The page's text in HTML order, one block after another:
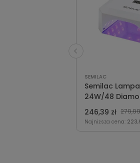
SEMILAC
Semilac Lampa
24W/48
Collection
246,39 zł
Najniższa cena: